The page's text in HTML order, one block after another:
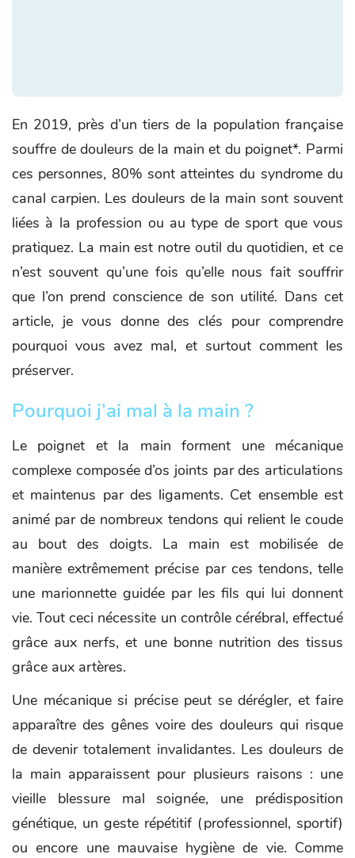
En 2019, près d’un tiers de la population française
souffre de douleurs de la main et du poignet*. Parmi
ces personnes, 80% sont atteintes du syndrome du
canal carpien. Les douleurs de la main sont souvent
liées à la profession ou au type de sport que vous
pratiquez. La main est notre outil du quotidien, et ce
n’est souvent qu’une fois qu’elle nous fait souffrir
que l’on prend conscience de son utilité. Dans cet
article, je vous donne des clés pour comprendre
pourquoi vous avez mal, et surtout comment les
préserver.
Pourquoi j’ai mal à la main ?
Le poignet et la main forment une mécanique
complexe composée d’os joints par des articulations
et maintenus par des ligaments. Cet ensemble est
animé par de nombreux tendons qui relient le coude
au bout des doigts. La main est mobilisée de
manière extrêmement précise par ces tendons, telle
une marionnette guidée par les fils qui lui donnent
vie. Tout ceci nécessite un contrôle cérébral, effectué
grâce aux nerfs, et une bonne nutrition des tissus
grâce aux artères.
Une mécanique si précise peut se dérégler, et faire
apparaître des gênes voire des douleurs qui risque
de devenir totalement invalidantes. Les douleurs de
la main apparaissent pour plusieurs raisons : une
vieille blessure mal soignée, une prédisposition
génétique, un geste répétitif (professionnel, sportif)
ou encore une mauvaise hygiène de vie. Comme